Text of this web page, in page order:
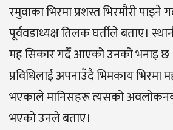
रमुवाका भिरमा प्रशस्त भिरमौरी
पूर्ववडाध्यक्ष तिलक घर्तीले बताए।
मह सिकार गर्दै आएको उनको भनाइ छ
प्रविधिलाई अपनाउँदै भिमकाय भिरमा
भएकाले मानिसहरू त्यसको
भएको उनले बताए।